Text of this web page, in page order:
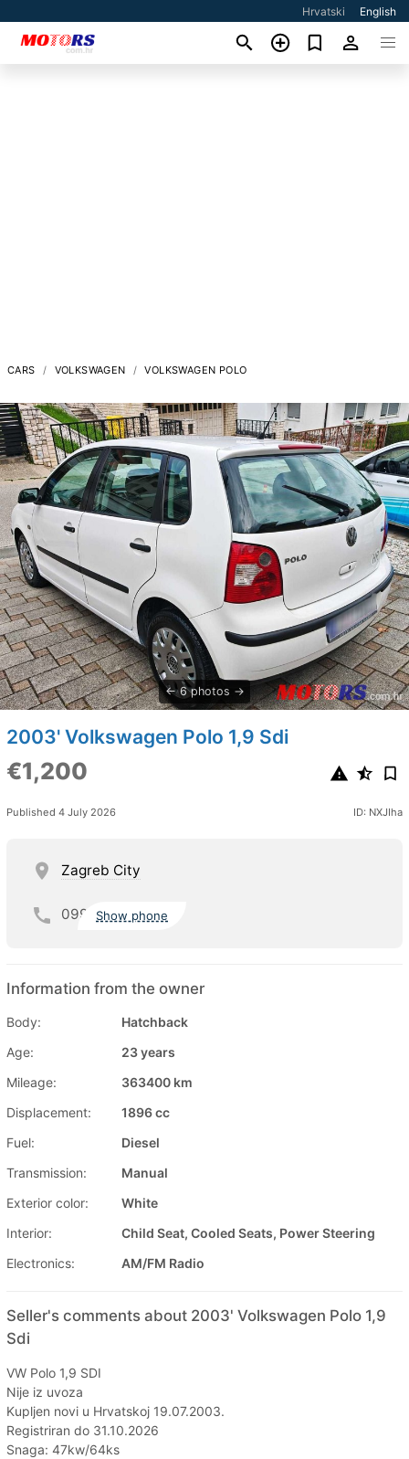
Hrvatski English
CARS VOLKSWAGEN VOLKSWAGEN POLO
6 photos
2003' Volkswagen Polo 1,9 Sdi
€1,200
Published 4 July 2026 ID: NXJIha
Zagreb City
099 Show phone
Information from the owner
Body:
Hatchback
Age:
23 years
Mileage:
363400 km
Displacement:
1896 cc
Fuel:
Diesel
Transmission:
Manual
Exterior color:
White
Interior:
Child Seat, Cooled Seats, Power Steering
Electronics:
AM/FM Radio
Seller's comments about 2003' Volkswagen Polo 1,9
Sdi
VW Polo 1,9 SDI
Nije iz uvoza
Kupljen novi u Hrvatskoj 19.07.2003.
Registriran do 31.10.2026
Snaga: 47kw/64ks